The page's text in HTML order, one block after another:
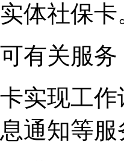
体社保卡
有关服务
实现工
通知等